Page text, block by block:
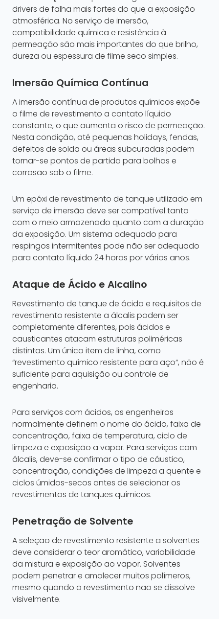
drivers de falha mais fortes do que a exposição
atmosférica. No serviço de imersão,
compatibilidade química e resistência à
permeação são mais importantes do que brilho,
dureza ou espessura de filme seco simples.
Imersão Química Contínua
A imersão contínua de produtos químicos expõe
o filme de revestimento a contato líquido
constante, o que aumenta o risco de permeação.
Nesta condição, até pequenas holidays, fendas,
defeitos de solda ou áreas subcuradas podem
tornar-se pontos de partida para bolhas e
corrosão sob o filme.
Um epóxi de revestimento de tanque utilizado em
serviço de imersão deve ser compatível tanto
com o meio armazenado quanto com a duração
da exposição. Um sistema adequado para
respingos intermitentes pode não ser adequado
para contato líquido 24 horas por vários anos.
Ataque de Ácido e Alcalino
Revestimento de tanque de ácido e requisitos de
revestimento resistente a álcalis podem ser
completamente diferentes, pois ácidos e
causticantes atacam estruturas poliméricas
distintas. Um único item de linha, como
“revestimento químico resistente para aço”, não é
suficiente para aquisição ou controle de
engenharia.
Para serviços com ácidos, os engenheiros
normalmente definem o nome do ácido, faixa de
concentração, faixa de temperatura, ciclo de
limpeza e exposição a vapor. Para serviços com
álcalis, deve-se confirmar o tipo de cáustico,
concentração, condições de limpeza a quente e
ciclos úmidos-secos antes de selecionar os
revestimentos de tanques químicos.
Penetração de Solvente
A seleção de revestimento resistente a solventes
deve considerar o teor aromático, variabilidade
da mistura e exposição ao vapor. Solventes
podem penetrar e amolecer muitos polímeros,
mesmo quando o revestimento não se dissolve
visivelmente.